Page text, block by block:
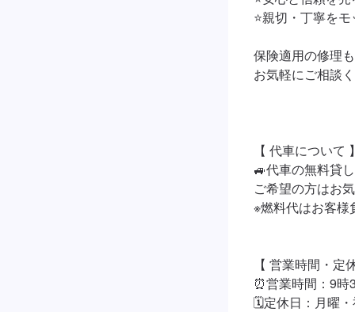
⭐️親切・丁寧を
保険適用の修理
お気軽にご相談
【 代車について
🚙代車の無料貸
ご希望の方はお
※燃料代はお客様
【 営業時間・定
⏰営業時間：9時
🗓定休日：月曜